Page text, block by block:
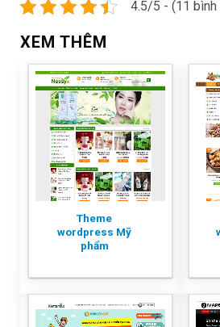
4.5/5 - (11 bình
XEM THÊM
Theme
wordpress Mỹ
phẩm